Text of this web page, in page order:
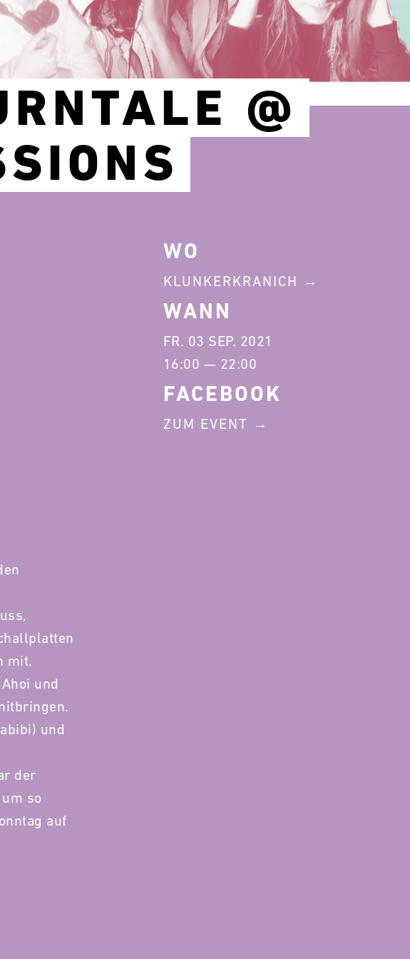
@
mit.
und
und
der
so
auf
WO
KLUNKERKRANICH
WANN
FR. 03 SEP. 2021
16:00 — 22:00
FACEBOOK
ZUM EVENT